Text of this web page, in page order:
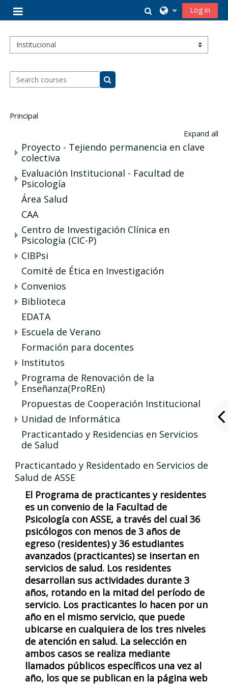
Side panel
Toggle search
Log in
Course categories
Search courses
Search courses
Principal
Expand all
Proyecto - Tejiendo permanencia en clave
colectiva
Evaluación Institucional - Facultad de
Psicología
Área Salud
CAA
Centro de Investigación Clínica en
Psicología (CIC-P)
CIBPsi
Comité de Ética en Investigación
Convenios
Biblioteca
EDATA
Escuela de Verano
Formación para docentes
Institutos
Programa de Renovación de la
Enseñanza(ProREn)
Propuestas de Cooperación Institucional
Unidad de Informática
Practicantado y Residencias en Servicios
de Salud
Practicantado y Residentado en Servicios de
Salud de ASSE
El Programa de practicantes y residentes
es un convenio de la Facultad de
Psicología con ASSE, a través del cual 36
psicólogos con menos de 3 años de
egreso (residentes) y 36 estudiantes
avanzados (practicantes) se insertan en
servicios de salud. Los residentes
desarrollan sus actividades durante 3
años, rotando en la mitad del período de
servicio. Los practicantes lo hacen por un
año en el mismo servicio, que puede
ubicarse en cualquiera de los tres niveles
de atención en salud. La selección en
ambos casos se realiza mediante
llamados públicos específicos una vez al
año, los que se publican en la página web